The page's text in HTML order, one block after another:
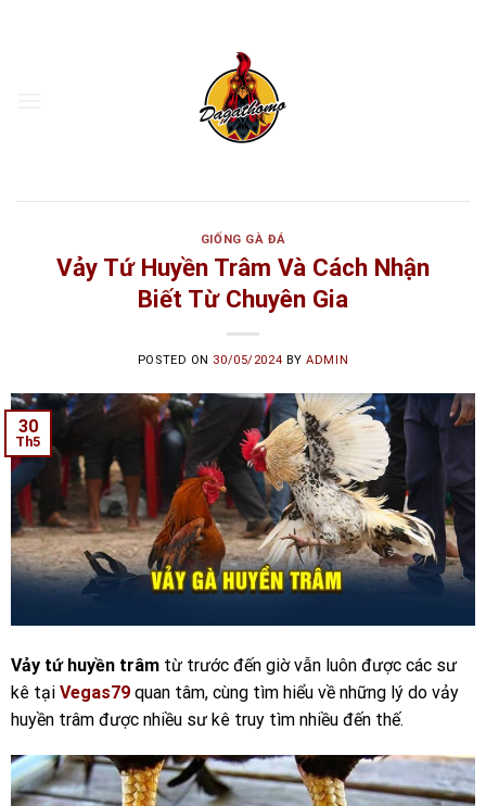
GIỐNG GÀ ĐÁ
Vảy Tứ Huyền Trâm Và Cách Nhận
Biết Từ Chuyên Gia
POSTED ON 30/05/2024 BYADMIN
30
Th5
Vảy tứ huyền trâm từ trước đến giờ vẫn luôn được các sư
kê tại Vegas79 quan tâm, cùng tìm hiểu về những lý do vảy
huyền trâm được nhiều sư kê truy tìm nhiều đến thế.